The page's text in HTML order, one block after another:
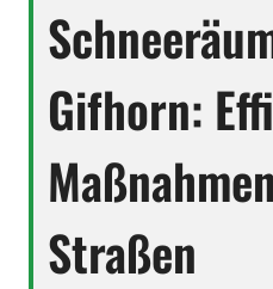
Gifhorn:
Straßen